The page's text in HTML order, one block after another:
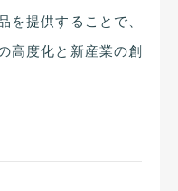
を提供することで、
高度化と新産業の創